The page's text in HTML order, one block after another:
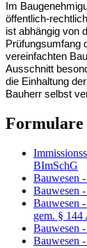
Im
öffentlich-
ist abhängig von
Prüfungsumfang
vereinfachten
Ausschnitt
die Einhaltung
Bauherr selbst
Formulare
BImSchG
Bauwesen
Bauwesen
Bauwesen
gem. §
Bauwesen
Bauwesen